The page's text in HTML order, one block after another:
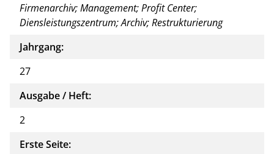
Firmenarchiv; Management; Profit Center;
Diensleistungszentrum; Archiv; Restrukturierung
Jahrgang:
27
Ausgabe / Heft:
2
Erste Seite: